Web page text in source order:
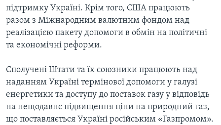
підтримку Україні. Крім того, США працюють
разом з Міжнародним валютним фондом над
реалізацією пакету допомоги в обмін на політичні
та економічні реформи.
Сполучені Штати та їх союзники працюють над
наданням Україні термінової допомоги у галузі
енергетики та доступу до поставок газу у відповідь
на нещодавнє підвищення ціни на природний газ,
що поставляється Україні російським «Газпромом».